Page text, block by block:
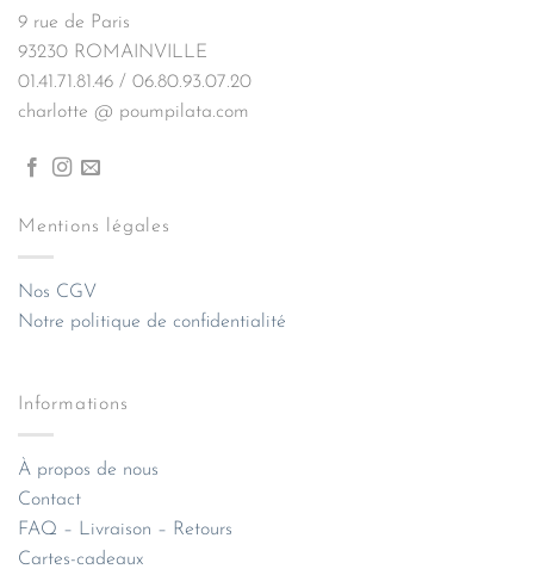
9 rue de Paris
93230 ROMAINVILLE
01.41.71.81.46 / 06.80.93.07.20
charlotte @ poumpilata.com
Mentions légales
Nos CGV
Notre politique de confidentialité
Informations
À propos de nous
Contact
FAQ – Livraison – Retours
Cartes-cadeaux